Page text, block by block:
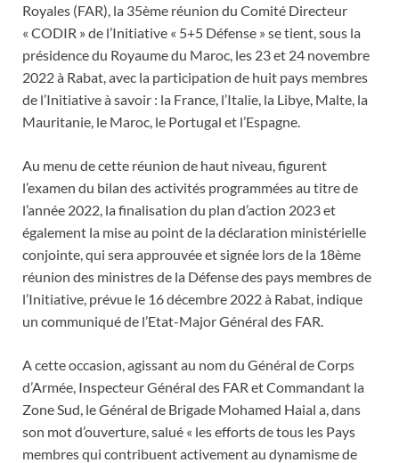
Royales (FAR), la 35ème réunion du Comité Directeur
« CODIR » de l’Initiative « 5+5 Défense » se tient, sous la
présidence du Royaume du Maroc, les 23 et 24 novembre
2022 à Rabat, avec la participation de huit pays membres
de l’Initiative à savoir : la France, l’Italie, la Libye, Malte, la
Mauritanie, le Maroc, le Portugal et l’Espagne.
Au menu de cette réunion de haut niveau, figurent
l’examen du bilan des activités programmées au titre de
l’année 2022, la finalisation du plan d’action 2023 et
également la mise au point de la déclaration ministérielle
conjointe, qui sera approuvée et signée lors de la 18ème
réunion des ministres de la Défense des pays membres de
l’Initiative, prévue le 16 décembre 2022 à Rabat, indique
un communiqué de l’Etat-Major Général des FAR.
A cette occasion, agissant au nom du Général de Corps
d’Armée, Inspecteur Général des FAR et Commandant la
Zone Sud, le Général de Brigade Mohamed Haial a, dans
son mot d’ouverture, salué « les efforts de tous les Pays
membres qui contribuent activement au dynamisme de